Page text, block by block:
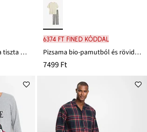
Rövidnadrágos pizsama tiszta pamutból, rövid ujjú
6374 Ft FINED kóddal
Pizsama bio-pamutból és rövid ujjakkal
7499 Ft